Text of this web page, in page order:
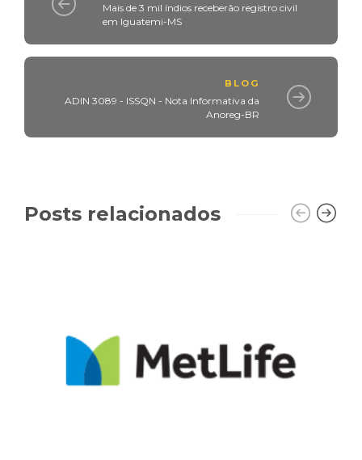
Mais de 3 mil índios receberão registro civil
em Iguatemi-MS
BLOG
ADIN 3089 - ISSQN - Nota Informativa da
Anoreg-BR
Posts relacionados